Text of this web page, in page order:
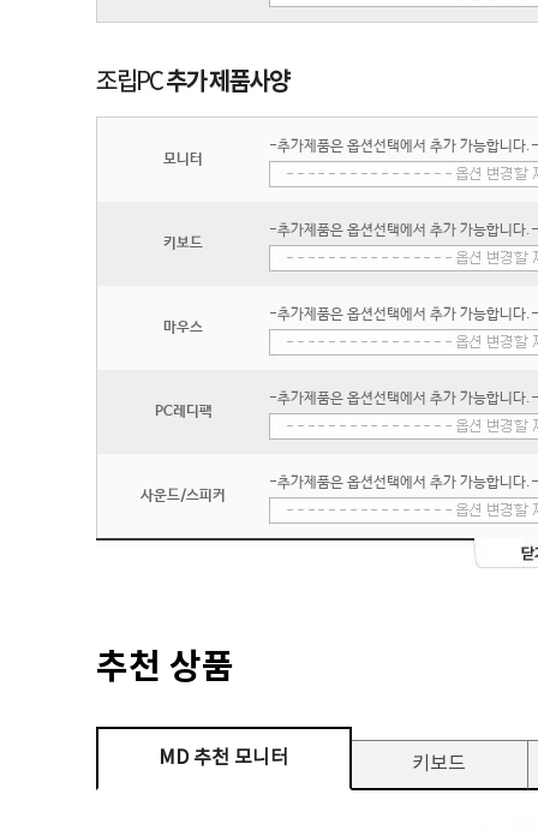
모니터
-추가제품은 옵션선택에서 추가 가능합니다.-
키보드
-추가제품은 옵션선택에서 추가 가능합니다.-
마우스
-추가제품은 옵션선택에서 추가 가능합니다.-
PC레디팩
-추가제품은 옵션선택에서 추가 가능합니다.-
사운드/스피커
-추가제품은 옵션선택에서 추가 가능합니다.-
추천 상품
MD 추천 모니터 키보드